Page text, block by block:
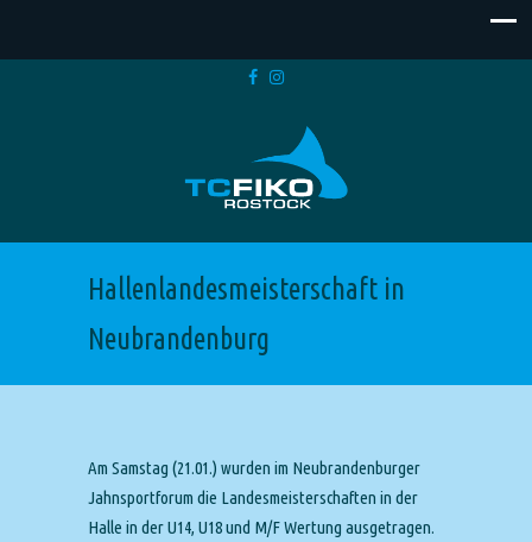
Hallenlandesmeisterschaft in
Neubrandenburg
Am Samstag (21.01.) wurden im Neubrandenburger
Jahnsportforum die Landesmeisterschaften in der
Halle in der U14, U18 und M/F Wertung ausgetragen.